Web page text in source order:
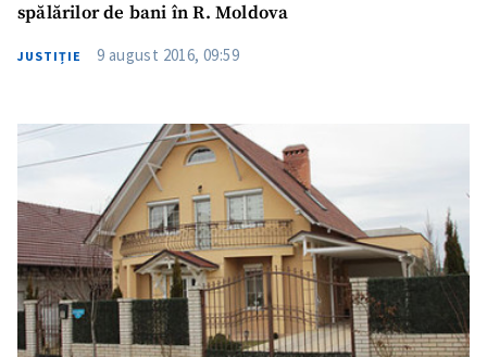
spălărilor de bani în R. Moldova
JUSTIȚIE 9 august 2016, 09:59